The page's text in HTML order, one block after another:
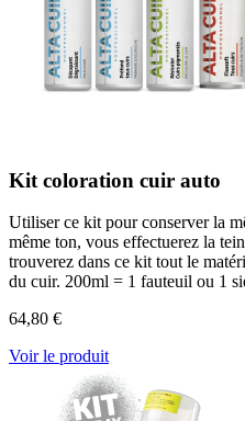
Kit coloration cuir auto
Utiliser ce kit pour conserver la
même ton, vous effectuerez la
trouverez dans ce kit tout le
du cuir. 200ml = 1 fauteuil ou 1
64,80 €
Voir le produit